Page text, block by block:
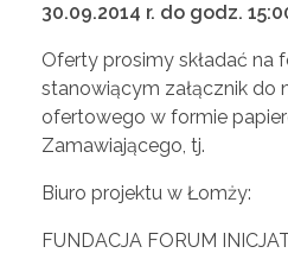
m
a
k
t
30.09.2014 r. do godz.
Oferty prosimy składać na
stanowiącym załącznik do
ofertowego w formie
Zamawiającego, tj.
Biuro projektu w Łomży:
FUNDACJA FORUM